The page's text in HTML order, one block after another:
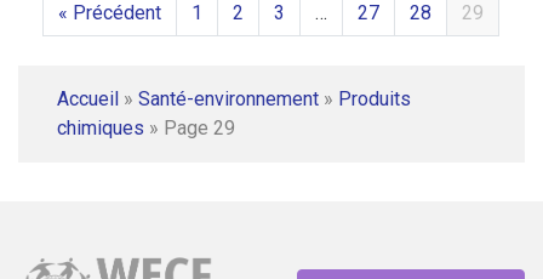
« Précédent 1 2 3 … 27 28 29
Accueil » Santé-environnement » Produits
chimiques » Page 29